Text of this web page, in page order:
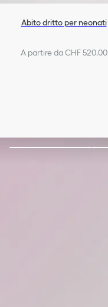
Abito dritto per neonati
A partire da CHF 520.00